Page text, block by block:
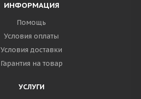
ИНФОРМАЦИЯ
Помощь
Условия оплаты
Условия доставки
Гарантия на товар
УСЛУГИ